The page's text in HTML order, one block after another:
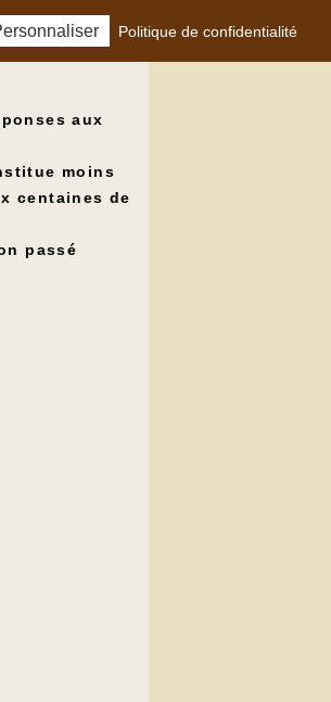
aux
moins
centaines de
passé
Politique de confidentialité